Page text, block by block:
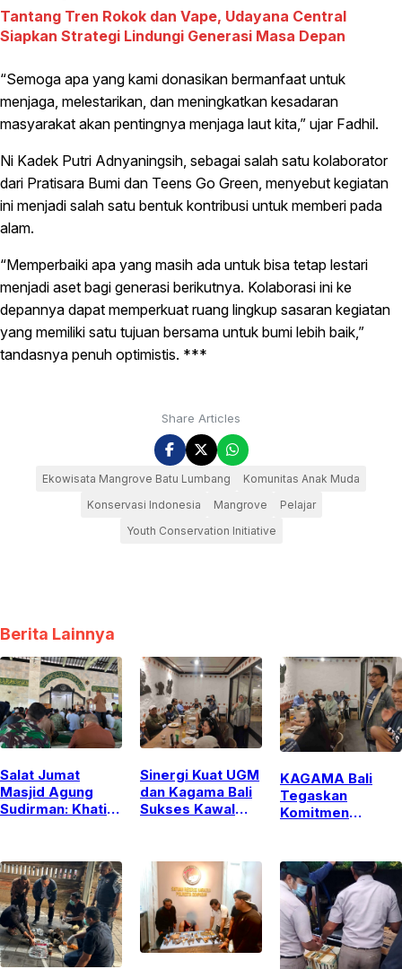
Tantang Tren Rokok dan Vape, Udayana Central
Siapkan Strategi Lindungi Generasi Masa Depan
“Semoga apa yang kami donasikan bermanfaat untuk
menjaga, melestarikan, dan meningkatkan kesadaran
masyarakat akan pentingnya menjaga laut kita,” ujar Fadhil.
Ni Kadek Putri Adnyaningsih, sebagai salah satu kolaborator
dari Pratisara Bumi dan Teens Go Green, menyebut kegiatan
ini menjadi salah satu bentuk kontribusi untuk memberi pada
alam.
“Memperbaiki apa yang masih ada untuk bisa tetap lestari
menjadi aset bagi generasi berikutnya. Kolaborasi ini ke
depannya dapat memperkuat ruang lingkup sasaran kegiatan
yang memiliki satu tujuan bersama untuk bumi lebih baik,”
tandasnya penuh optimistis. ***
Share Articles
Ekowisata Mangrove Batu Lumbang
Komunitas Anak Muda
Konservasi Indonesia
Mangrove
Pelajar
Youth Conservation Initiative
Berita Lainnya
Salat Jumat
Masjid Agung
Sudirman: Khatib
Ketelusan Nabi
dan Perkuat
Silaturahim
Langsung di Era
Digital
Sinergi Kuat UGM
dan Kagama Bali
Sukses Kawal
PPM
KAGAMA Bali
Tegaskan
Komitmen
Strategis
Mahasiswa KKN
UGM